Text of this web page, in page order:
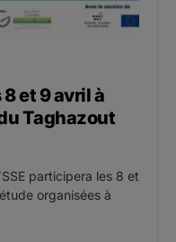
et 9 avril à
Taghazout
participera les 8 et
organisées à